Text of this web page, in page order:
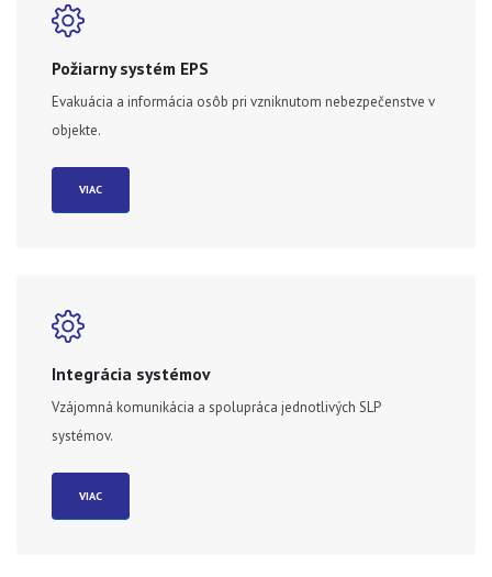
Požiarny systém EPS
Evakuácia a informácia osôb pri vzniknutom nebezpečenstve v
objekte.
VIAC
Integrácia systémov
Vzájomná komunikácia a spolupráca jednotlivých SLP
systémov.
VIAC